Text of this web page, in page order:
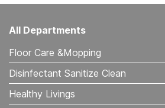
All Departments
Floor Care &Mopping
Disinfectant Sanitize Clean
Healthy Livings